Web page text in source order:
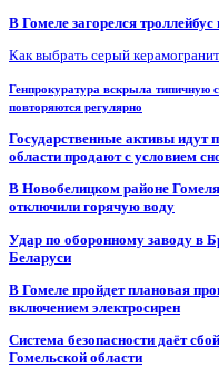
В Гомеле загорелся троллейбус
Как выбрать серый
Генпрокуратура вскрыла типичную
повторяются регулярно
Государственные активы идут
области продают с условием
В Новобелицком районе
отключили горячую воду
Удар по оборонному заводу в
Беларуси
В Гомеле пройдет плановая
включением электросирен
Система безопасности даёт
Гомельской области